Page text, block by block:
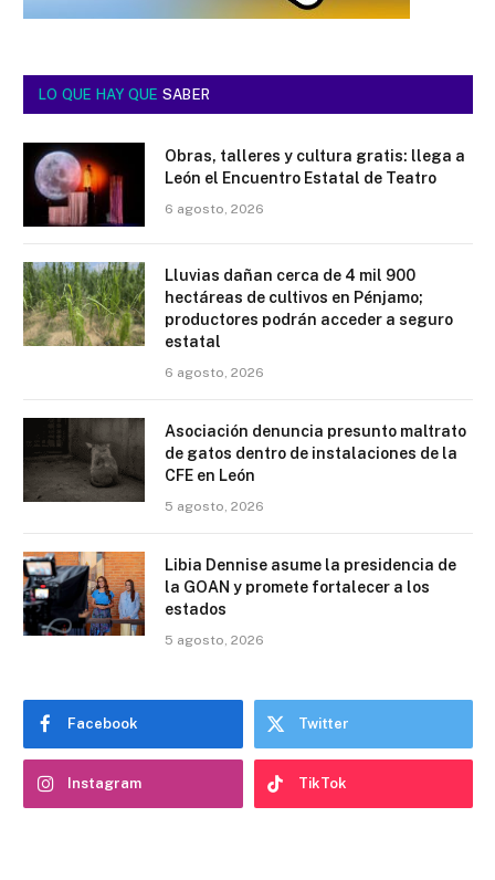
LO QUE HAY QUE SABER
Obras, talleres y cultura gratis: llega a
León el Encuentro Estatal de Teatro
6 agosto, 2026
Lluvias dañan cerca de 4 mil 900
hectáreas de cultivos en Pénjamo;
productores podrán acceder a seguro
estatal
6 agosto, 2026
Asociación denuncia presunto maltrato
de gatos dentro de instalaciones de la
CFE en León
5 agosto, 2026
Libia Dennise asume la presidencia de
la GOAN y promete fortalecer a los
estados
5 agosto, 2026
Facebook Twitter
Instagram TikTok